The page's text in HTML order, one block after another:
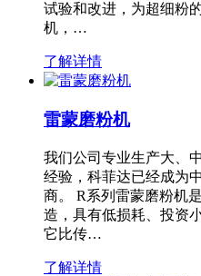
试验和改进，为超细粉
机，…
了解详情
雷蒙磨粉机
我们公司专业生产大、
经验，科菲达已经成为
商。 R系列雷蒙磨粉机
造，具有低损耗、投资
它比传…
了解详情